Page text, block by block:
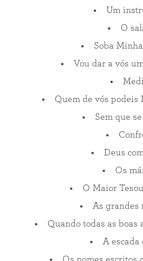
Um
O
Soba
Vou dar a vós
Quem de vós podeis
Sem que
Deus
Os
O Maior
As grandes
Quando todas as boas
A escada